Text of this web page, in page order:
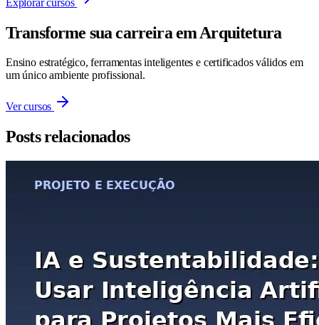
Transforme sua carreira em Arquitetura
Ensino estratégico, ferramentas inteligentes e certificados válidos em
um único ambiente profissional.
Ver cursos
Posts relacionados